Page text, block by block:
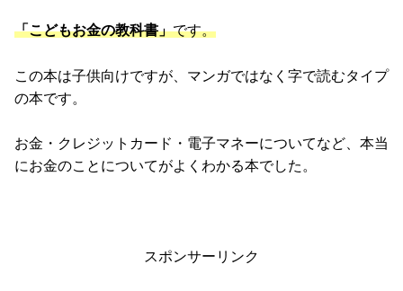
「こどもお金の教科書」です。
この本は子供向けですが、マンガではなく字で読むタイプ
の本です。
お金・クレジットカード・電子マネーについてなど、本当
にお金のことについてがよくわかる本でした。
スポンサーリンク